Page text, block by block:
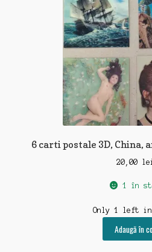
6 carti postale 3D, China,
20,00 lei
1 în
Only 1 left in
Adaugă în